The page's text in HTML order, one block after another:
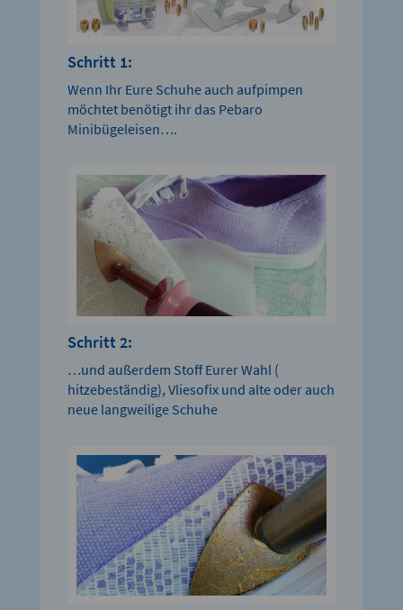
Schritt 1:
Wenn Ihr Eure Schuhe auch aufpimpen
möchtet benötigt ihr das Pebaro
Minibügeleisen….
Schritt 2:
…und außerdem Stoff Eurer Wahl (
hitzebeständig), Vliesofix und alte oder auch
neue langweilige Schuhe